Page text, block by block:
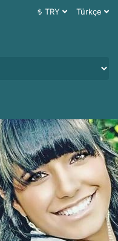
₺ TRY Türkçe